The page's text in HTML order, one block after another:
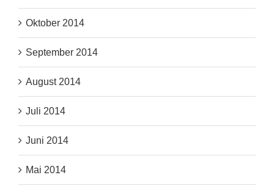
Oktober 2014
September 2014
August 2014
Juli 2014
Juni 2014
Mai 2014